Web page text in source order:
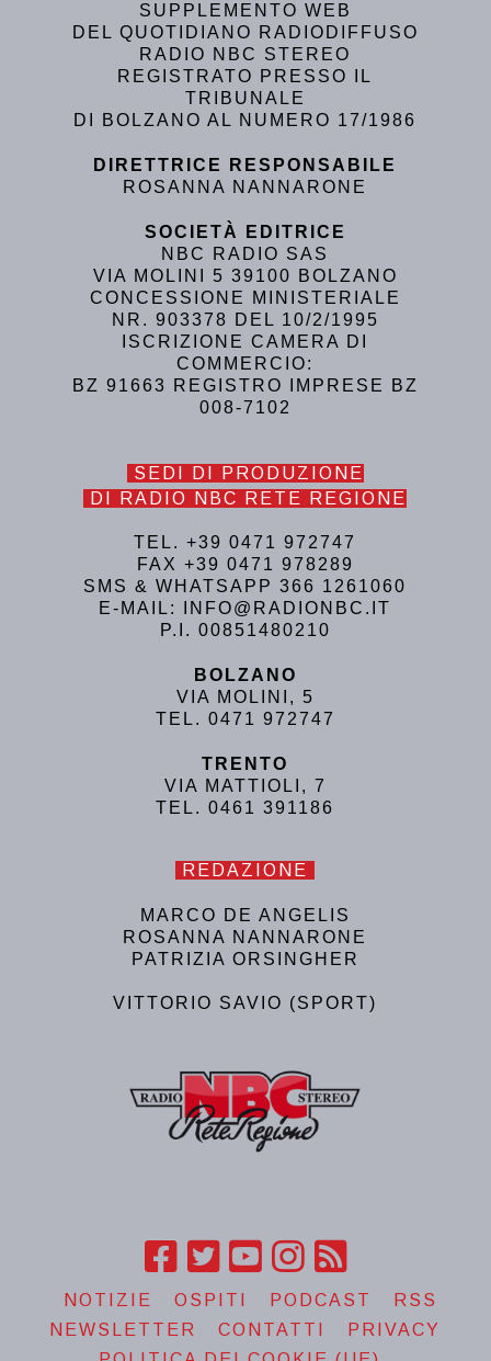
SUPPLEMENTO WEB
DEL QUOTIDIANO RADIODIFFUSO
RADIO NBC STEREO
REGISTRATO PRESSO IL
TRIBUNALE
DI BOLZANO AL NUMERO 17/1986
DIRETTRICE RESPONSABILE
ROSANNA NANNARONE
SOCIETÀ EDITRICE
NBC RADIO SAS
VIA MOLINI 5 39100 BOLZANO
CONCESSIONE MINISTERIALE
NR. 903378 DEL 10/2/1995
ISCRIZIONE CAMERA DI
COMMERCIO:
BZ 91663 REGISTRO IMPRESE BZ
008-7102
SEDI DI PRODUZIONE
DI RADIO NBC RETE REGIONE
TEL. +39 0471 972747
FAX +39 0471 978289
SMS & WHATSAPP 366 1261060
E-MAIL: INFO@RADIONBC.IT
P.I. 00851480210
BOLZANO
VIA MOLINI, 5
TEL. 0471 972747
TRENTO
VIA MATTIOLI, 7
TEL. 0461 391186
REDAZIONE
MARCO DE ANGELIS
ROSANNA NANNARONE
PATRIZIA ORSINGHER
VITTORIO SAVIO (SPORT)
NOTIZIE OSPITI PODCAST
RSS
NEWSLETTER
CONTATTI
PRIVACY